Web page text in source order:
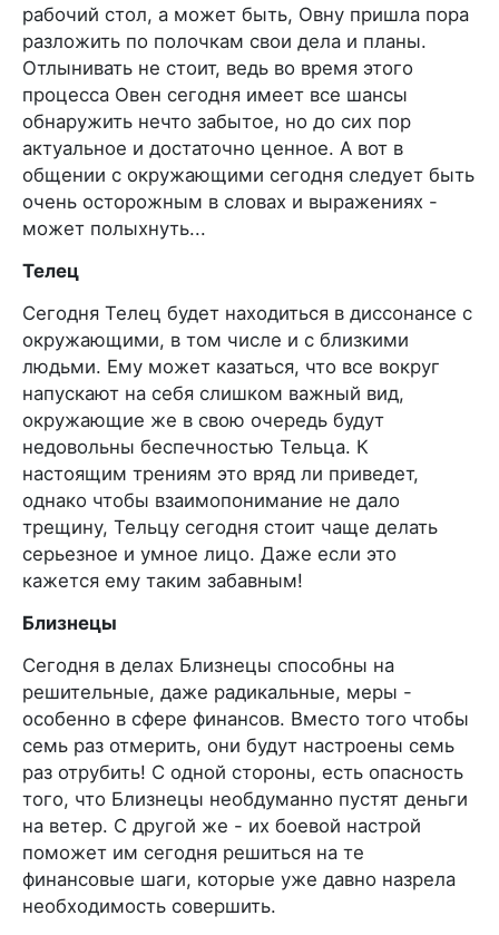
рабочий стол, а может быть, Овну пришла пора
разложить по полочкам свои дела и планы.
Отлынивать не стоит, ведь во время этого
процесса Овен сегодня имеет все шансы
обнаружить нечто забытое, но до сих пор
актуальное и достаточно ценное. А вот в
общении с окружающими сегодня следует быть
очень осторожным в словах и выражениях -
может полыхнуть...
Телец
Сегодня Телец будет находиться в диссонансе с
окружающими, в том числе и с близкими
людьми. Ему может казаться, что все вокруг
напускают на себя слишком важный вид,
окружающие же в свою очередь будут
недовольны беспечностью Тельца. К
настоящим трениям это вряд ли приведет,
однако чтобы взаимопонимание не дало
трещину, Тельцу сегодня стоит чаще делать
серьезное и умное лицо. Даже если это
кажется ему таким забавным!
Близнецы
Сегодня в делах Близнецы способны на
решительные, даже радикальные, меры -
особенно в сфере финансов. Вместо того чтобы
семь раз отмерить, они будут настроены семь
раз отрубить! С одной стороны, есть опасность
того, что Близнецы необдуманно пустят деньги
на ветер. С другой же - их боевой настрой
поможет им сегодня решиться на те
финансовые шаги, которые уже давно назрела
необходимость совершить.